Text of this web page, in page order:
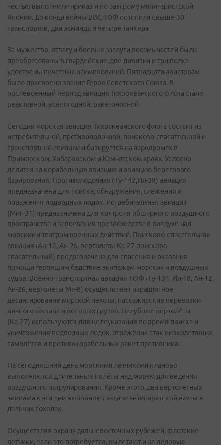
честью выполнили приказ и по разгрому милитаристской
Японии. До конца войны ВВС ТОФ потопили свыше 30
транспортов, два эсминца и четыре танкера.
За мужество, отвагу и боевые заслуги восемь частей были
преобразованы в гвардейские, две дивизии и три полка
удостоены почетных наименований. Пятнадцати авиаторам
было присвоено звание Героя Советского Союза. В
послевоенный период авиация Тихоокеанского флота стала
реактивной, всепогодной, ракетоносной.
Сегодня морская авиация Тихоокеанского флота состоит из
истребительной, противолодочной, поисково-спасательной и
транспортной авиации и базируется на аэродромах в
Приморском, Хабаровском и Камчатском краях. Условно
делится на корабельную авиацию и авиацию берегового
базирования. Противолодочная (Ту-142,Ил-38) авиация
предназначена для поиска, обнаружения, слежения и
поражения подводных лодок. Истребительная авиация
(МиГ-31) предназначена для контроля обширного воздушного
пространства и завоевания превосходства в воздухе над
морскими театром военных действий. Поисково-спасательная
авиация (Ан-12, Ан-26, вертолеты Ка-27 поисково-
спасательный) предназначена для спасения и оказания
помощи терпящим бедствие экипажам морских и воздушных
судов. Военно-транспортная авиация ТОФ (Ту-134, Ил-18, Ан-12,
Ан-26, вертолеты Ми-8) осуществляет парашютное
десантирование морской пехоты, пассажирские перевозки
личного состава и военных грузов. Палубные вертолёты
(Ка-27) используются для целеуказания во время поиска и
уничтожения подводных лодок, отражения атак низколетящих
самолётов и противокорабельных ракет противника.
На сегодняшний день морскими летчиками планово
выполняются длительные полёты над морем для ведения
воздушного патрулирования. Кроме этого, два вертолетных
экипажа в эти дни выполняют задачи антипиратской вахты в
дальних походах.
Осуществляя охрану дальневосточных рубежей, флотские
летчики, если это потребуется, вылетают и на ледовую